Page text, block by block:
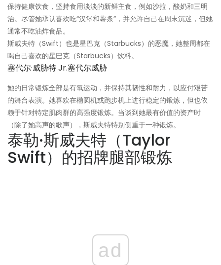
保持健康饮食，坚持食用淡淡的新鲜主食，例如沙拉，酸奶和三明
治。尽管她承认喜欢吃“汉堡和薯条”，并允许自己在周末沉迷，但她
通常不吃油炸食品。
斯威夫特（Swift）也是星巴克（Starbucks）的恶魔，她整周都在
喝自己喜欢的星巴克（Starbucks）饮料。
塞代尔·威胁特 Jr.塞代尔威胁
她的日常锻炼全部是有氧运动，并保持其韧性和耐力，以应付艰苦
的舞台表演。她喜欢在椭圆机或跑步机上进行稳定的锻炼，但也依
赖于针对特定肌肉群的高强度锻炼。当谈到她最有价值的资产时
（除了她高声的歌声），斯威夫特特别侧重于一种锻炼。
泰勒·斯威夫特（Taylor
Swift）的招牌腿部锻炼
ad